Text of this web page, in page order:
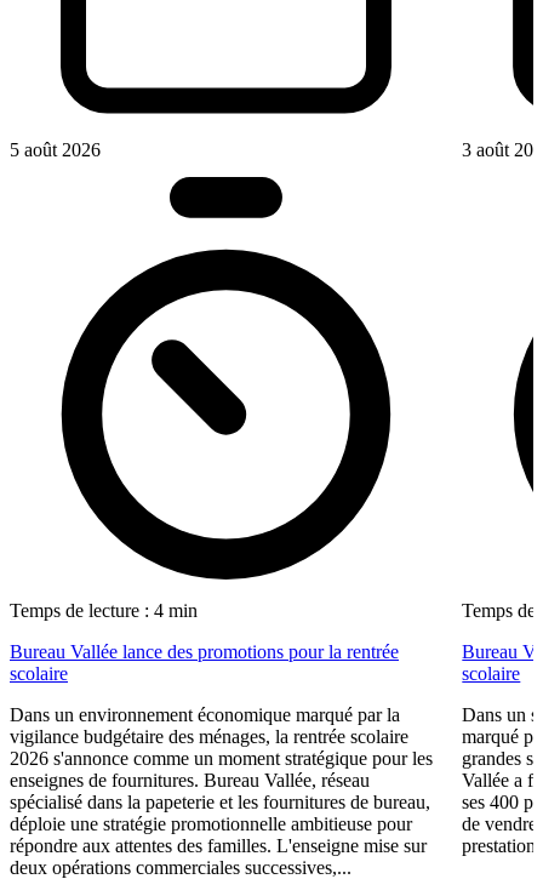
5 août 2026
Temps de lecture : 4 min
Bureau Vallée lance des promotions pour la rentrée
scolaire
Dans un environnement économique marqué par la
vigilance budgétaire des ménages, la rentrée scolaire
2026 s'annonce comme un moment stratégique pour les
enseignes de fournitures. Bureau Vallée, réseau
spécialisé dans la papeterie et les fournitures de bureau,
déploie une stratégie promotionnelle ambitieuse pour
répondre aux attentes des familles. L'enseigne mise sur
deux opérations commerciales successives,...
3 août
Temps de
Bureau
scolaire
Dans un
marqué
grandes
Vallée a
ses 400
de vendre